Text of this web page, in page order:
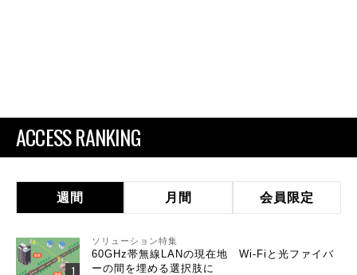
ACCESS RANKING
週間 月間 会員限定
ソリューション特集
60GHz帯無線LANの現在地 Wi-Fiと光ファイバ
ーの間を埋める選択肢に